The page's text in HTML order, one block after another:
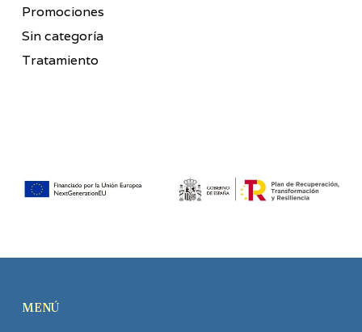
Promociones
Sin categoría
Tratamiento
MENÚ